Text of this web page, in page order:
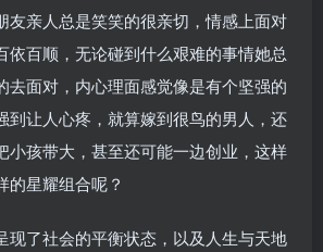
友亲人总是笑笑的很亲切，情感上面对
依百顺，无论碰到什么艰难的事情她总
去面对，内心理面感觉像是有个坚强的
到让人心疼，就算嫁到很鸟的男人，还
小孩带大，甚至还可能一边创业，这样
的星耀组合呢？
现了社会的平衡状态，以及人生与天地